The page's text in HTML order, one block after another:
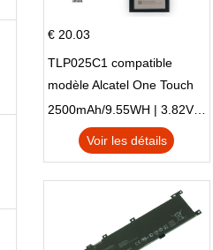
€ 20.03
TLP025C1 compatible
modèle Alcatel One Touch
Pop 4 Plus OT-5056D
2500mAh/9.55WH | 3.82V | Li-ion ...
Voir les détails